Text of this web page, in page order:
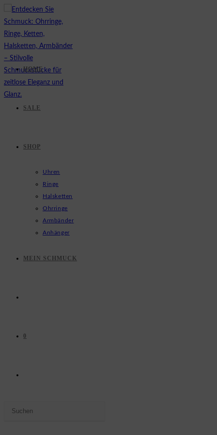
Zum
Inhalt
springen
HOME
SALE
SHOP
Uhren
Ringe
Halsketten
Ohrringe
Armbänder
Anhänger
MEIN SCHMUCK
0
SUCHE